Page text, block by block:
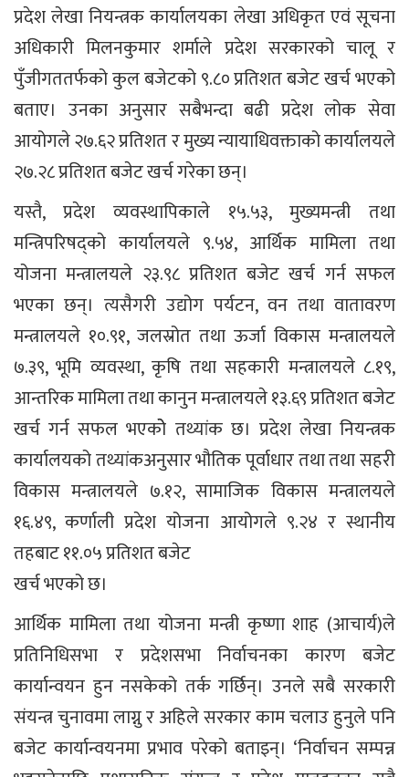
प्रदेश लेखा नियन्त्रक कार्यालयका लेखा अधिकृत एवं सूचना
अधिकारी मिलनकुमार शर्माले प्रदेश सरकारको चालू र
पुँजीगततर्फको कुल बजेटको ९.८० प्रतिशत बजेट खर्च भएको
बताए। उनका अनुसार सबैभन्दा बढी प्रदेश लोक सेवा
आयोगले २७.६२ प्रतिशत र मुख्य न्यायाधिवक्ताको कार्यालयले
२७.२८ प्रतिशत बजेट खर्च गरेका छन्।
यस्तै, प्रदेश व्यवस्थापिकाले १५.५३, मुख्यमन्त्री तथा
मन्त्रिपरिषद्को कार्यालयले ९.५४, आर्थिक मामिला तथा
योजना मन्त्रालयले २३.९८ प्रतिशत बजेट खर्च गर्न सफल
भएका छन्। त्यसैगरी उद्योग पर्यटन, वन तथा वातावरण
मन्त्रालयले १०.९१, जलस्रोत तथा ऊर्जा विकास मन्त्रालयले
७.३९, भूमि व्यवस्था, कृषि तथा सहकारी मन्त्रालयले ८.१९,
आन्तरिक मामिला तथा कानुन मन्त्रालयले १३.६९ प्रतिशत बजेट
खर्च गर्न सफल भएकोे तथ्यांक छ। प्रदेश लेखा नियन्त्रक
कार्यालयको तथ्यांकअनुसार भौतिक पूर्वाधार तथा तथा सहरी
विकास मन्त्रालयले ७.१२, सामाजिक विकास मन्त्रालयले
१६.४९, कर्णाली प्रदेश योजना आयोगले ९.२४ र स्थानीय
तहबाट ११.०५ प्रतिशत बजेट
खर्च भएको छ।
आर्थिक मामिला तथा योजना मन्त्री कृष्णा शाह (आचार्य)ले
प्रतिनिधिसभा र प्रदेशसभा निर्वाचनका कारण बजेट
कार्यान्वयन हुन नसकेको तर्क गर्छिन्। उनले सबै सरकारी
संयन्त्र चुनावमा लाग्नु र अहिले सरकार काम चलाउ हुनुले पनि
बजेट कार्यान्वयनमा प्रभाव परेको बताइन्। ‘निर्वाचन सम्पन्न